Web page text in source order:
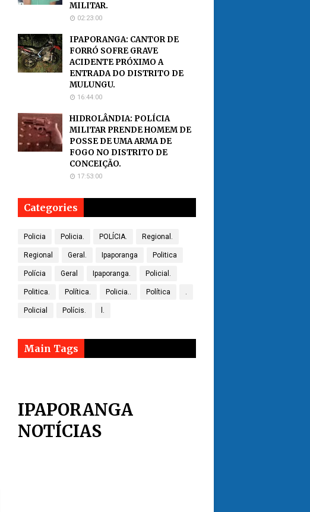
MILITAR.
02:23:00
IPAPORANGA: CANTOR DE
FORRÓ SOFRE GRAVE
ACIDENTE PRÓXIMO A
ENTRADA DO DISTRITO DE
MULUNGU.
16:44:00
HIDROLÂNDIA: POLÍCIA
MILITAR PRENDE HOMEM DE
POSSE DE UMA ARMA DE
FOGO NO DISTRITO DE
CONCEIÇÃO.
17:53:00
Categories
Policia Policia. POLÍCIA. Regional.
Regional Geral. Ipaporanga Politica
Polícia Geral Ipaporanga. Policial.
Politica. Política. Policia.. Política .
Policial Polícis. l.
Main Tags
IPAPORANGA
NOTÍCIAS